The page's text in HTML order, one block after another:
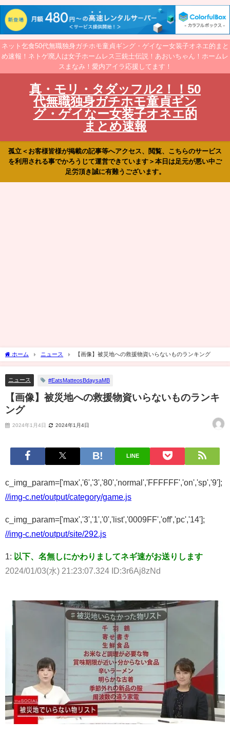
ネット乞食50代無職独身ガチホモ童貞ギング・ゲイなー女装子オネエ的まと
め速報！ネトゲ廃人は女子ホームレス三銃士伝説！あおいちゃん！ホームレ
スまなみ！愛内アイラ応援してます！
真・モリ・タダッフル2！！50
代無職独身ガチホモ童貞ギン
グ・ゲイなー女装子オネエ的
まとめ速報
孤立＜お客様皆様が掲載の記事等へアクセス、閲覧、こちらのサービス
を利用される事でかろうじて運営できています＞本日は足元が悪い中ご
足労頂き誠に有難うございます。
ホーム ニュース 【画像】被災地への救援物資いらないものランキング
ニュース #EatsMatteosBdaysaMB
【画像】被災地への救援物資いらないものランキ
ング
2024年1月4日 2024年1月4日
LINE
c_img_param=['max','6','3','80','normal','FFFFFF','on','sp','9'];
//img-c.net/output/category/game.js
c_img_param=['max','3','1','0','list','0009FF','off','pc','14'];
//img-c.net/output/site/292.js
1: 以下、名無しにかわりましてネギ速がお送りします
2024/01/03(水) 21:23:07.324 ID:3r6Aj8zNd